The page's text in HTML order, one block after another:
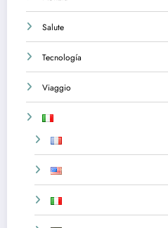
Salute
Tecnología
Viaggio